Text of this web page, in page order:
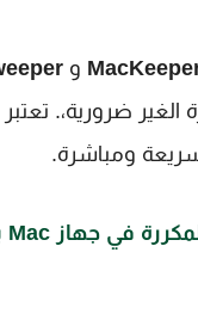
و
الغير ضرورية،.
ومباشرة.